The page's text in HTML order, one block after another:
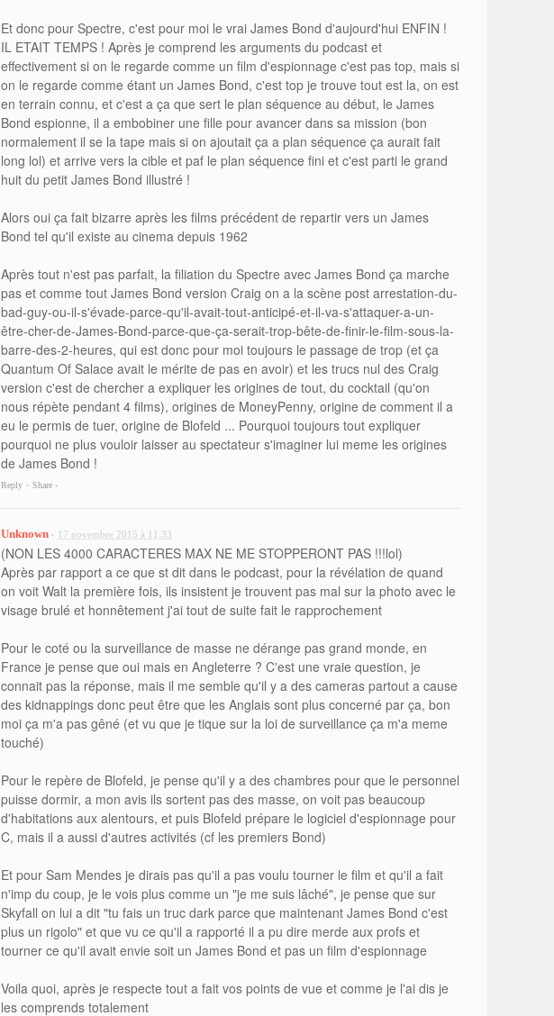
Et donc pour Spectre, c'est pour moi le vrai James Bond d'aujourd'hui ENFIN !
IL ETAIT TEMPS ! Après je comprend les arguments du podcast et
effectivement si on le regarde comme un film d'espionnage c'est pas top, mais si
on le regarde comme étant un James Bond, c'est top je trouve tout est la, on est
en terrain connu, et c'est a ça que sert le plan séquence au début, le James
Bond espionne, il a embobiner une fille pour avancer dans sa mission (bon
normalement il se la tape mais si on ajoutait ça a plan séquence ça aurait fait
long lol) et arrive vers la cible et paf le plan séquence fini et c'est parti le grand
huit du petit James Bond illustré !
Alors oui ça fait bizarre après les films précédent de repartir vers un James
Bond tel qu'il existe au cinema depuis 1962
Après tout n'est pas parfait, la filiation du Spectre avec James Bond ça marche
pas et comme tout James Bond version Craig on a la scène post arrestation-du-
bad-guy-ou-il-s'évade-parce-qu'il-avait-tout-anticipé-et-il-va-s'attaquer-a-un-
être-cher-de-James-Bond-parce-que-ça-serait-trop-bête-de-finir-le-film-sous-la-
barre-des-2-heures, qui est donc pour moi toujours le passage de trop (et ça
Quantum Of Salace avait le mérite de pas en avoir) et les trucs nul des Craig
version c'est de chercher a expliquer les origines de tout, du cocktail (qu'on
nous répète pendant 4 films), origines de MoneyPenny, origine de comment il a
eu le permis de tuer, origine de Blofeld ... Pourquoi toujours tout expliquer
pourquoi ne plus vouloir laisser au spectateur s'imaginer lui meme les origines
de James Bond !
Reply • Share ›
Unknown • 17 novembre 2015 à 11:33
(NON LES 4000 CARACTERES MAX NE ME STOPPERONT PAS !!!lol)
Après par rapport a ce que st dit dans le podcast, pour la révélation de quand
on voit Walt la première fois, ils insistent je trouvent pas mal sur la photo avec le
visage brulé et honnêtement j'ai tout de suite fait le rapprochement
Pour le coté ou la surveillance de masse ne dérange pas grand monde, en
France je pense que oui mais en Angleterre ? C'est une vraie question, je
connait pas la réponse, mais il me semble qu'il y a des cameras partout a cause
des kidnappings donc peut être que les Anglais sont plus concerné par ça, bon
moi ça m'a pas gêné (et vu que je tique sur la loi de surveillance ça m'a meme
touché)
Pour le repère de Blofeld, je pense qu'il y a des chambres pour que le personnel
puisse dormir, a mon avis ils sortent pas des masse, on voit pas beaucoup
d'habitations aux alentours, et puis Blofeld prépare le logiciel d'espionnage pour
C, mais il a aussi d'autres activités (cf les premiers Bond)
Et pour Sam Mendes je dirais pas qu'il a pas voulu tourner le film et qu'il a fait
n'imp du coup, je le vois plus comme un "je me suis lâché", je pense que sur
Skyfall on lui a dit "tu fais un truc dark parce que maintenant James Bond c'est
plus un rigolo" et que vu ce qu'il a rapporté il a pu dire merde aux profs et
tourner ce qu'il avait envie soit un James Bond et pas un film d'espionnage
Voila quoi, après je respecte tout a fait vos points de vue et comme je l'ai dis je
les comprends totalement